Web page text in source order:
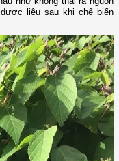
liệu sau khi chế biến